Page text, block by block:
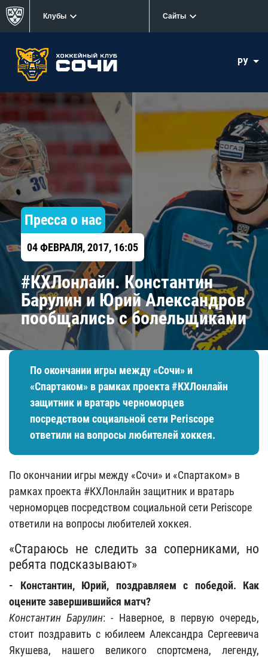
Клубы Сайты
РУ
Пресса о нас
04 ФЕВРАЛЯ, 2017, 16:05
#КХЛонлайн. Константин
Барулин и Юрий Александров
пообщались с болельщиками
По окончании игры между «Сочи» и
«Спартаком» в рамках проекта #КХЛонлайн
защитник и вратарь черноморцев
посредством социальной сети Periscope
ответили на вопросы любителей хоккея.
По окончании игры между «Сочи» и «Спартаком» в
рамках проекта #КХЛонлайн защитник и вратарь
черноморцев посредством социальной сети Periscope
ответили на вопросы любителей хоккея.
«Стараюсь не следить за соперниками, но
ребята подсказывают»
- Константин, Юрий, поздравляем с победой. Как
оцените завершившийся матч?
Константин Барулин: - Наверное, в первую очередь,
стоит поздравить с юбилеем Александра Сергеевича
Якушева, нашего великого спортсмена, легенду,